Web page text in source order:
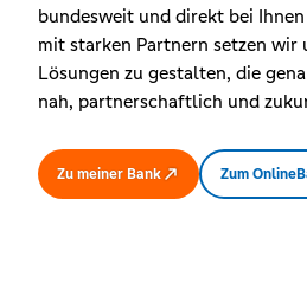
bundesweit und direkt bei
mit starken Partnern setzen wir
Lösungen zu gestalten, die
nah, partnerschaftlich und
Zu meiner Bank Zum